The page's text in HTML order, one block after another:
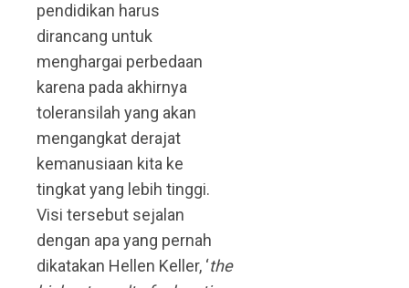
pendidikan harus
dirancang untuk
menghargai perbedaan
karena pada akhirnya
toleransilah yang akan
mengangkat derajat
kemanusiaan kita ke
tingkat yang lebih tinggi.
Visi tersebut sejalan
dengan apa yang pernah
dikatakan Hellen Keller, ‘the